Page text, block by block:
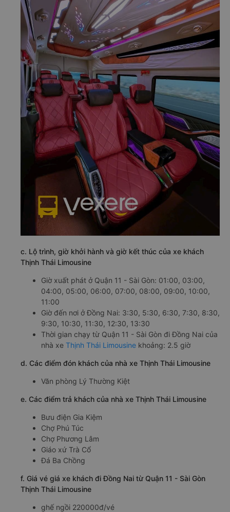
c. Lộ trình, giờ khởi hành và giờ kết thúc của xe khách
Thịnh Thái Limousine
Giờ xuất phát ở Quận 11 - Sài Gòn: 01:00, 03:00,
04:00, 05:00, 06:00, 07:00, 08:00, 09:00, 10:00,
11:00
Giờ đến nơi ở Đồng Nai: 3:30, 5:30, 6:30, 7:30, 8:30,
9:30, 10:30, 11:30, 12:30, 13:30
Thời gian chạy từ Quận 11 - Sài Gòn đi Đồng Nai của
nhà xe Thịnh Thái Limousine khoảng: 2.5 giờ
d. Các điểm đón khách của nhà xe Thịnh Thái Limousine
Văn phòng Lý Thường Kiệt
e. Các điểm trả khách của nhà xe Thịnh Thái Limousine
Bưu điện Gia Kiệm
Chợ Phú Túc
Chợ Phương Lâm
Giáo xứ Trà Cổ
Đá Ba Chồng
f. Giá vé giá xe khách đi Đồng Nai từ Quận 11 - Sài Gòn
Thịnh Thái Limousine
ghế ngồi 220000đ/vé